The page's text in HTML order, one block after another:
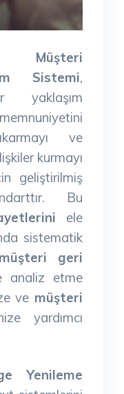
Müşteri
Sistemi,
yaklaşım
ve
kurmayı
geliştirilmiş
Bu
ele
sistematik
müşteri geri
analiz etme
ve müşteri
yardımcı
Yenileme